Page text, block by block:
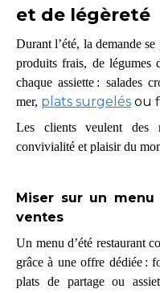
et de légèreté
Durant l’été, la demande
produits frais, de légumes
chaque assiette : salades
mer, plats surgelés ou
Les clients veulent des
convivialité et plaisir du
Miser sur un menu
ventes
Un menu d’été restaurant
grâce à une offre dédiée :
plats de partage ou